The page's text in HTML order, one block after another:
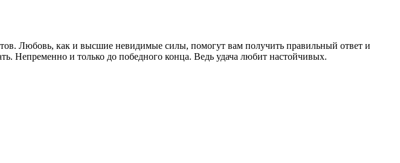
Любовь, как и высшие невидимые силы, помогут вам получить правильный ответ и
Непременно и только до победного конца. Ведь удача любит настойчивых.